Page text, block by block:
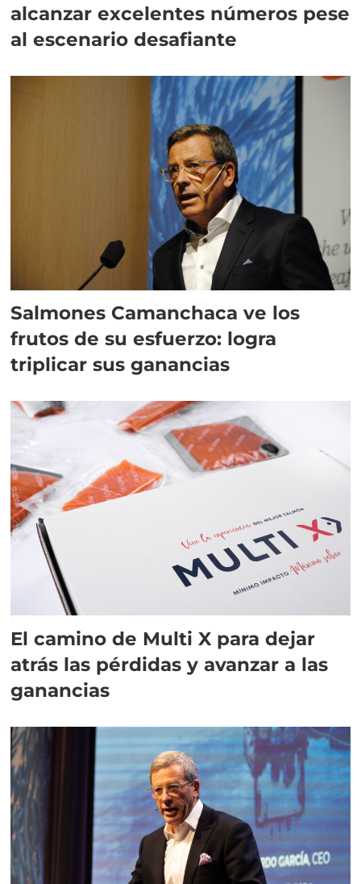
alcanzar excelentes números pese
al escenario desafiante
Salmones Camanchaca ve los
frutos de su esfuerzo: logra
triplicar sus ganancias
El camino de Multi X para dejar
atrás las pérdidas y avanzar a las
ganancias